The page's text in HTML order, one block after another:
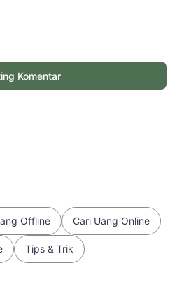
Komentar
Offline Cari Uang Online
Tips & Trik